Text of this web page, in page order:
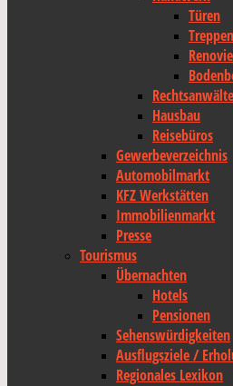
Türen
Treppen
Rechtsanwälte
Hausbau
Reisebüros
Gewerbeverzeichnis
Automobilmarkt
KFZ Werkstätten
Immobilienmarkt
Presse
Tourismus
Übernachten
Hotels
Pensionen
Sehenswürdigkeiten
Ausflugsziele /
Regionales Lexikon